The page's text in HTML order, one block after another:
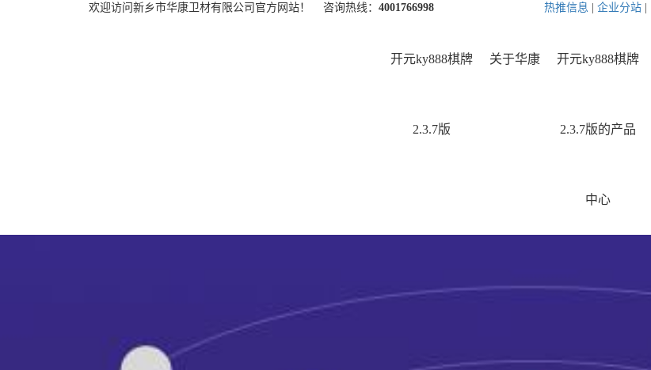
欢迎访问新乡市华康卫材有限公司官方网站！ 咨询热线： 4001766998 热推信息 企业分站
开元ky888棋牌
2.3.7版
关于华康 开元ky888棋牌
2.3.7版的产品
中心